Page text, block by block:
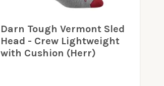
Darn Tough Vermont Sled
Head - Crew Lightweight
with Cushion (Herr)